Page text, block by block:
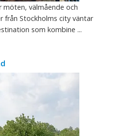
möten, välmående och
från Stockholms city väntar
som kombine ...